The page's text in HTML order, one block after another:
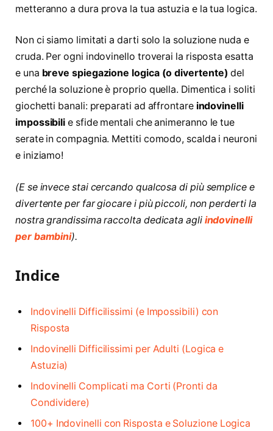
metteranno a dura prova la tua astuzia e la tua logica.
Non ci siamo limitati a darti solo la soluzione nuda e
cruda. Per ogni indovinello troverai la risposta esatta
e una breve spiegazione logica (o divertente) del
perché la soluzione è proprio quella. Dimentica i soliti
giochetti banali: preparati ad affrontare indovinelli
impossibili e sfide mentali che animeranno le tue
serate in compagnia. Mettiti comodo, scalda i neuroni
e iniziamo!
(E se invece stai cercando qualcosa di più semplice e
divertente per far giocare i più piccoli, non perderti la
nostra grandissima raccolta dedicata agli indovinelli
per bambini).
Indice
Indovinelli Difficilissimi (e Impossibili) con
Risposta
Indovinelli Difficilissimi per Adulti (Logica e
Astuzia)
Indovinelli Complicati ma Corti (Pronti da
Condividere)
100+ Indovinelli con Risposta e Soluzione Logica